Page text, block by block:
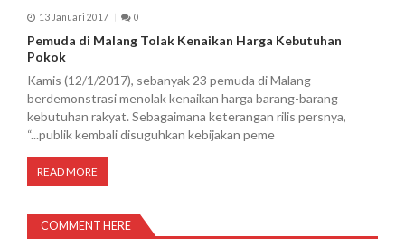
13 Januari 2017 0
Pemuda di Malang Tolak Kenaikan Harga Kebutuhan
Pokok
Kamis (12/1/2017), sebanyak 23 pemuda di Malang
berdemonstrasi menolak kenaikan harga barang-barang
kebutuhan rakyat. Sebagaimana keterangan rilis persnya,
“...publik kembali disuguhkan kebijakan peme
READ MORE
COMMENT HERE